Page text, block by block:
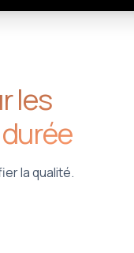
les
la qualité.